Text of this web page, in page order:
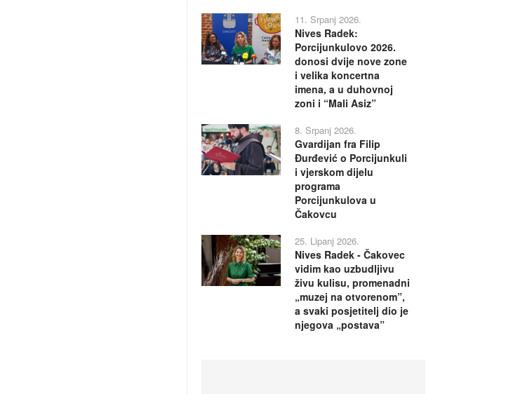
11. Srpanj 2026.
Nives Radek:
Porcijunkulovo 2026.
donosi dvije nove zone
i velika koncertna
imena, a u duhovnoj
zoni i “Mali Asiz”
8. Srpanj 2026.
Gvardijan fra Filip
Đurđević o Porcijunkuli
i vjerskom dijelu
programa
Porcijunkulova u
Čakovcu
25. Lipanj 2026.
Nives Radek - Čakovec
vidim kao uzbudljivu
živu kulisu, promenadni
„muzej na otvorenom”,
a svaki posjetitelj dio je
njegova „postava”